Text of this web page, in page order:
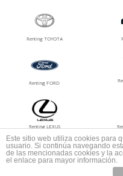
Renting TOYOTA
Renting FORD
Renting LEXUS
Este sitio web utiliza cookies para
usuario. Si continúa navegando
de las mencionadas cookies y la
el enlace para mayor información.